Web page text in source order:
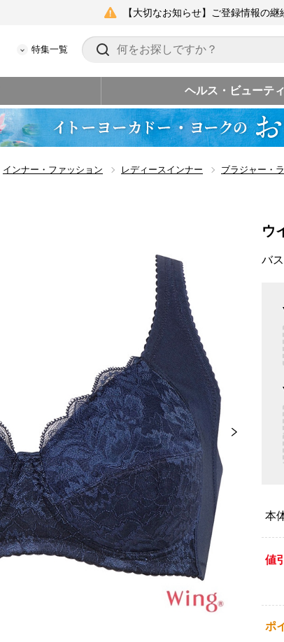
【大切なお知らせ】ご登録情報の
特集一覧
ヘルス・ビューテ
インナー・ファッション レディースインナー ブラジャー・
ウ
バ
本
値
ポ